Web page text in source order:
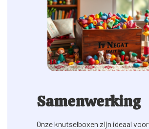
Samenwerking
Onze knutselboxen zijn ideaal voor